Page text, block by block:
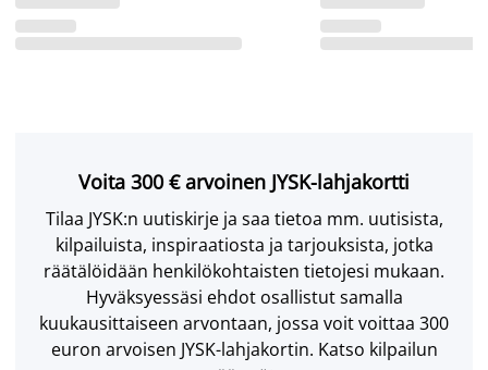
Voita 300 € arvoinen JYSK-lahjakortti
Tilaa JYSK:n uutiskirje ja saa tietoa mm. uutisista,
kilpailuista, inspiraatiosta ja tarjouksista, jotka
räätälöidään henkilökohtaisten tietojesi mukaan.
Hyväksyessäsi ehdot osallistut samalla
kuukausittaiseen arvontaan, jossa voit voittaa 300
euron arvoisen JYSK-lahjakortin. Katso kilpailun